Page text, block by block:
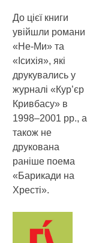
До цієї книги
увійшли романи
«Не-Ми» та
«Ісихія», які
друкувались у
журналі «Кур’єр
Кривбасу» в
1998–2001 рр., а
також не
друкована
раніше поема
«Барикади на
Хресті».